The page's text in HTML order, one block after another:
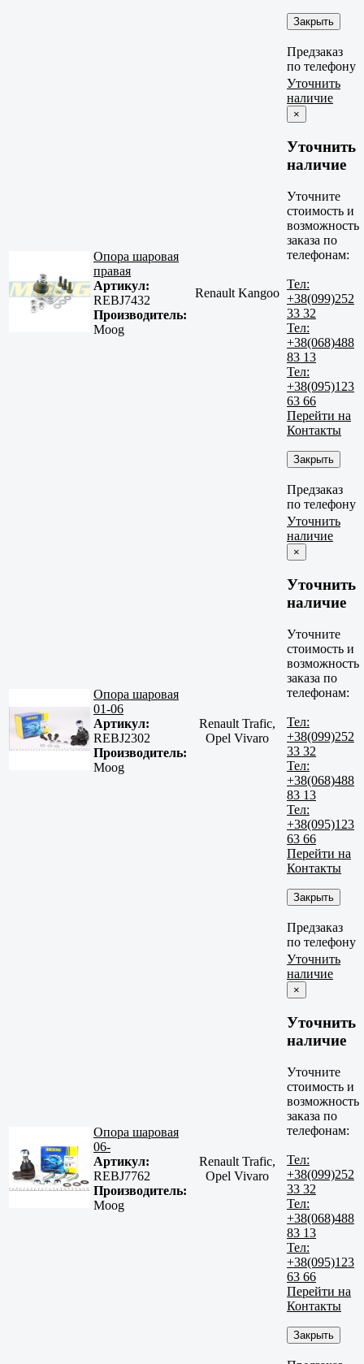
Закрыть
Предзаказ
по телефону
Опора шаровая
правая
Артикул:
REBJ7432
Производитель:
Moog
Renault Kangoo
Уточнить
наличие
×
Уточнить
наличие
Уточните
стоимость и
возможность
заказа по
телефонам:
Тел:
+38(099)252
33 32
Тел:
+38(068)488
83 13
Тел:
+38(095)123
63 66
Перейти на
Контакты
Закрыть
Предзаказ
по телефону
Опора шаровая
01-06
Артикул:
REBJ2302
Производитель:
Moog
Renault Trafic,
Opel Vivaro
Уточнить
наличие
×
Уточнить
наличие
Уточните
стоимость и
возможность
заказа по
телефонам:
Тел:
+38(099)252
33 32
Тел:
+38(068)488
83 13
Тел:
+38(095)123
63 66
Перейти на
Контакты
Закрыть
Предзаказ
по телефону
Опора шаровая
06-
Артикул:
REBJ7762
Производитель:
Moog
Renault Trafic,
Opel Vivaro
Уточнить
наличие
×
Уточнить
наличие
Уточните
стоимость и
возможность
заказа по
телефонам:
Тел:
+38(099)252
33 32
Тел:
+38(068)488
83 13
Тел:
+38(095)123
63 66
Перейти на
Контакты
Закрыть